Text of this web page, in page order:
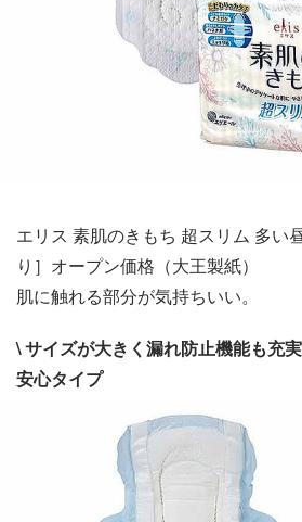
エリス 素肌のきもち 超スリム 多い
り］オープン価格（大王製紙）
肌に触れる部分が気持ちいい。
\ サイズが大きく漏れ防止機能も充
安心タイプ